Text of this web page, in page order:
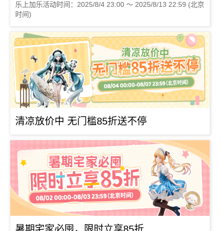
乐上加乐活动时间：2025/8/4 23:00 ～ 2025/8/13 22:59 (北京
时间)
清凉放价中 无门槛85折送不停